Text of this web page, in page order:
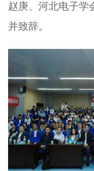
赵庚、河北电子学
并致辞。